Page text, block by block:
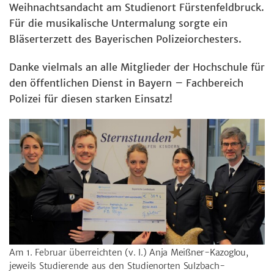
Weihnachtsandacht am Studienort Fürstenfeldbruck.
Für die musikalische Untermalung sorgte ein
Bläserterzett des Bayerischen Polizeiorchesters.
Danke vielmals an alle Mitglieder der Hochschule für
den öffentlichen Dienst in Bayern – Fachbereich
Polizei für diesen starken Einsatz!
Am 1. Februar überreichten (v. l.) Anja Meißner-Kazoglou,
jeweils Studierende aus den Studienorten Sulzbach-